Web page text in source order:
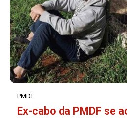
PMDF
Ex-cabo da PMDF se